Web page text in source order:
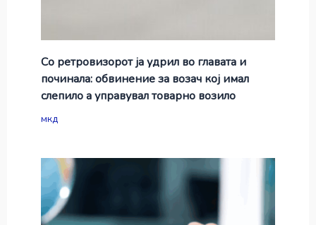
Со ретровизорот ја удрил во главата и
починала: обвинение за возач кој имал
слепило а управувал товарно возило
мкд